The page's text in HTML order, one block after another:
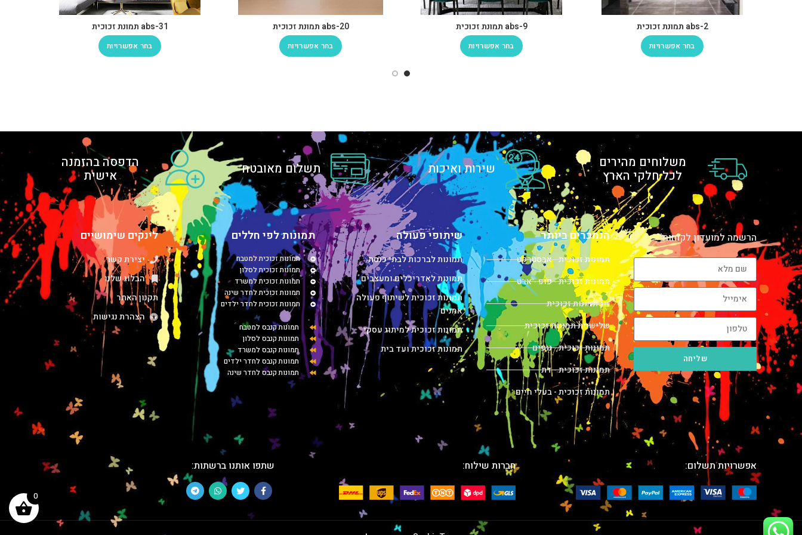
abs-2 תמונת זכוכית
בחר אפשרויות
abs-9 תמונת זכוכית
בחר אפשרויות
abs-20 תמונת זכוכית
בחר אפשרויות
abs-31 תמונת זכוכית
בחר אפשרויות
משלוחים מהירים
לכל חלקי הארץ שירות ואיכות תשלום מאובטח הדפסה בהזמנה
אישית
הרשמה למועדון לקוחות!
שליחה
הנמכרים ביותר
תמונות זכוכית - אבסטרקט
תמונות זכוכית - פופ - ארט
זוג תמונות זכוכית
שלישיית תמונות זכוכית
תמונות זכוכית - נופים
תמונות זכוכית - דת
תמונות זכוכית - בעלי חיים
שיתופי פעולה
תמונות לברכות לבתי כנסת
תמונות לאדריכלים ומעצבים
תמונות זכוכית לשיתוף פעולה
אמנים
תמונות זכוכית למיתוג עסקי
תמונות זכוכית ועד בית
תמונות לפי חללים
תמונות זכוכית למטבח
תמונות זכוכית לסלון
תמונות זכוכית למשרד
תמונות זכוכית לחדר שינה
תמונות זכוכית לחדר ילדים
תמונות קנבס למטבח
תמונות קנבס לסלון
תמונות קנבס למשרד
תמונות קנבס לחדר ילדים
תמונות קנבס לחדר שינה
לינקים שימושיים
יצירת קשר
הבלוג שלנו
תקנון האתר
הצהרת נגישות
אפשרויות תשלום: חברות שילוח: שתפו אותנו ברשתות:
0